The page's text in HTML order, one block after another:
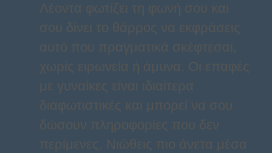
Λέοντα φωτίζει τη φωνή σου και
σου δίνει το θάρρος να εκφράσεις
αυτό που πραγματικά σκέφτεσαι,
χωρίς ειρωνεία ή άμυνα. Οι επαφές
με γυναίκες είναι ιδιαίτερα
διαφωτιστικές και μπορεί να σου
δώσουν πληροφορίες που δεν
περίμενες. Νιώθεις πιο άνετα μέσα